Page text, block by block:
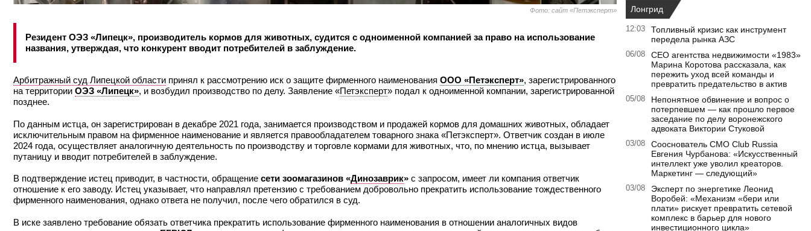
Фото: сайт «Петэксперт»
Резидент ОЭЗ «Липецк», производитель кормов для животных, судится с одноименной компанией за право на использование
названия, утверждая, что конкурент вводит потребителей в заблуждение.
Арбитражный суд Липецкой области принял к рассмотрению иск о защите фирменного наименования ООО «Петэксперт», зарегистрированного
на территории ОЭЗ «Липецк», и возбудил производство по делу. Заявление «Петэксперт» подал к одноименной компании, зарегистрированной
позднее.
По данным истца, он зарегистрирован в декабре 2021 года, занимается производством и продажей кормов для домашних животных, обладает
исключительным правом на фирменное наименование и является правообладателем товарного знака «Петэксперт». Ответчик создан в июле
2024 года, осуществляет аналогичную деятельность по производству и торговле кормами для животных, что, по мнению истца, вызывает
путаницу и вводит потребителей в заблуждение.
В подтверждение истец приводит, в частности, обращение сети зоомагазинов «Динозаврик» с запросом, имеет ли компания ответчик
отношение к его заводу. Истец указывает, что направлял претензию с требованием добровольно прекратить использование тождественного
фирменного наименования, однако ответа не получил, после чего обратился в суд.
В иске заявлено требование обязать ответчика прекратить использование фирменного наименования в отношении аналогичных видов
Лонгрид
12:03
Топливный кризис как инструмент
передела рынка АЗС
06/08
CEO агентства недвижимости «1983»
Марина Коротова рассказала, как
пережить уход всей команды и
превратить предательство в актив
05/08
Непонятное обвинение и вопрос о
потерпевшем — как прошло первое
заседание по делу воронежского
адвоката Виктории Стуковой
03/08
Сооснователь CMO Club Russia
Евгения Чурбанова: «Искусственный
интеллект уже уволил креаторов.
Маркетинг — следующий»
03/08
Эксперт по энергетике Леонид
Воробей: «Механизм «бери или
плати» рискует превратить сетевой
комплекс в барьер для нового
инвестиционного цикла»